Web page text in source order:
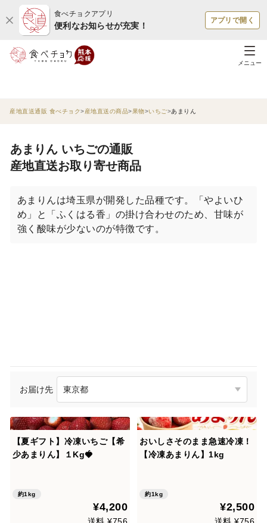
食べチョクアプリ
便利なお知らせが充実！
アプリで開く
メニュー
産地直送通販 食べチョク 産地直送の商品 果物 いちご あまりん
あまりん いちごの通販
産地直送お取り寄せ商品
あまりんは埼玉県が開発した品種です。「やよいひ
め」と「ふくはる香」の掛け合わせのため、甘味が
強く酸味が少ないのが特徴です。
お届け先
【夏ギフト】冷凍いちご【希
少あまりん】１Kg🍓
約1kg
¥4,200
おいしさそのまま急速冷凍！
【冷凍あまりん】1kg
約1kg
¥2,500